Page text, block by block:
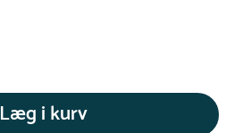
Læg i kurv